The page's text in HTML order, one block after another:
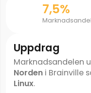
7,5%
Uppdrag
Marknadsandelen
Nordeni Brainville
Linux.